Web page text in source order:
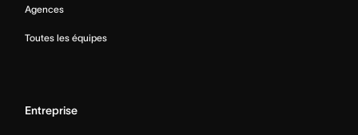
Agences
Toutes les équipes
Entreprise